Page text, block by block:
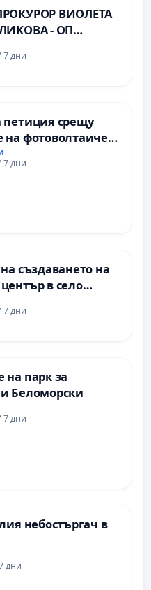
ВИОЛЕТА
- ОП
7 дни
петиция срещу
на фотоволтаичен
общ. Радомир
7 дни
създаването на
в село
7 дни
на парк за
Беломорски
7 дни
небостъргач в
дни